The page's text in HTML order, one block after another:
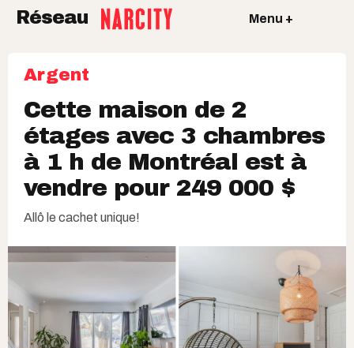
Réseau Menu +
Argent
Cette maison de 2
étages avec 3 chambres
à 1 h de Montréal est à
vendre pour 249 000 $
Allô le cachet unique!